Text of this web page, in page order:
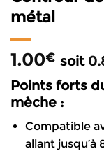
métal
1.00€ soit
Points forts
mèche :
Compatible
allant jusqu’à